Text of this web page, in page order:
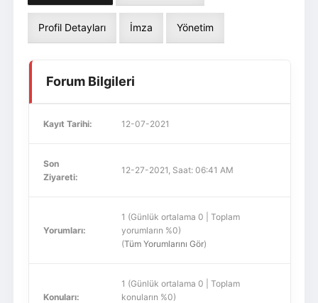
Profil Detayları İmza Yönetim
Forum Bilgileri
Kayıt Tarihi: 12-07-2021
Son
Ziyareti:
12-27-2021, Saat: 06:41 AM
Yorumları:
1 (Günlük ortalama 0 | Toplam
yorumların %0)
(Tüm Yorumlarını Gör)
Konuları:
1 (Günlük ortalama 0 | Toplam
konuların %0)